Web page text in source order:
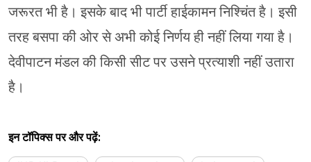
जरूरत भी है। इसके बाद भी पार्टी हाईकामन निश्चिंत है। इसी
तरह बसपा की ओर से अभी कोई निर्णय ही नहीं लिया गया है।
देवीपाटन मंडल की किसी सीट पर उसने प्रत्याशी नहीं उतारा
है।
इन टॉपिक्स पर और पढ़ें: